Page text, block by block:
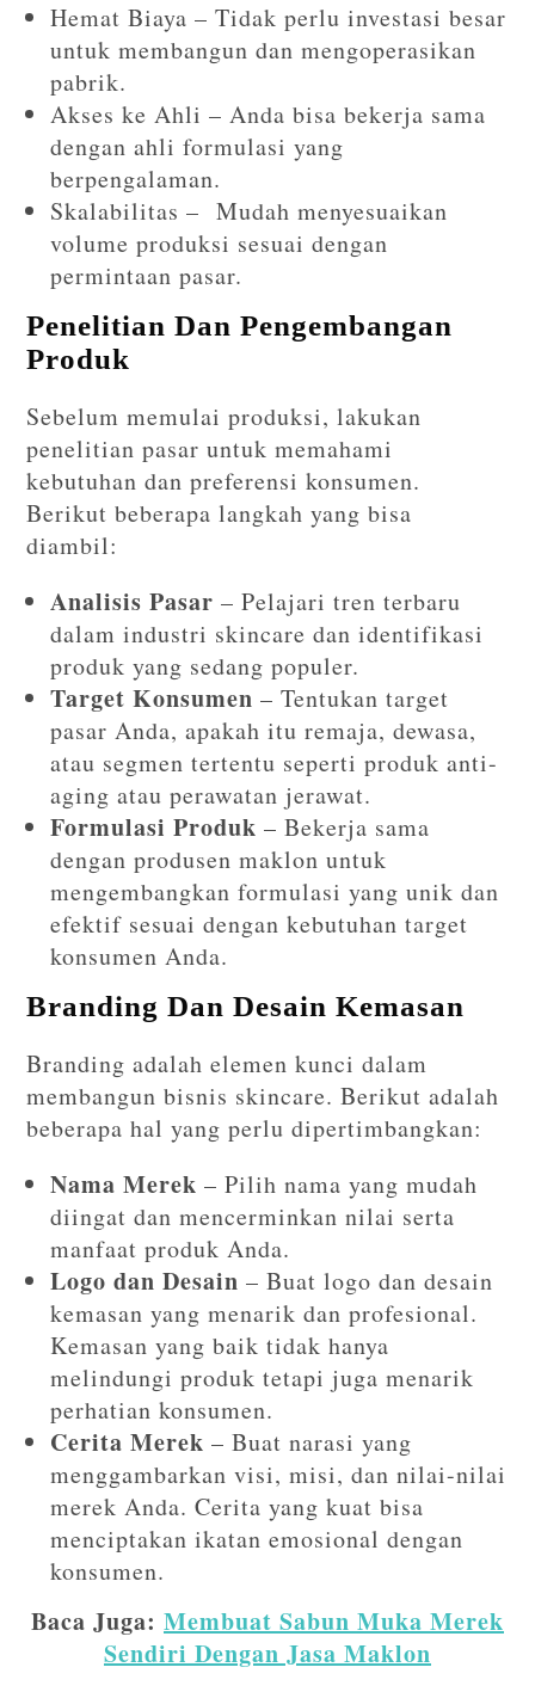
Hemat Biaya – Tidak perlu investasi besar
untuk membangun dan mengoperasikan
pabrik.
Akses ke Ahli – Anda bisa bekerja sama
dengan ahli formulasi yang
berpengalaman.
Skalabilitas – Mudah menyesuaikan
volume produksi sesuai dengan
permintaan pasar.
Penelitian Dan Pengembangan
Produk
Sebelum memulai produksi, lakukan
penelitian pasar untuk memahami
kebutuhan dan preferensi konsumen.
Berikut beberapa langkah yang bisa
diambil:
Analisis Pasar – Pelajari tren terbaru
dalam industri skincare dan identifikasi
produk yang sedang populer.
Target Konsumen – Tentukan target
pasar Anda, apakah itu remaja, dewasa,
atau segmen tertentu seperti produk anti-
aging atau perawatan jerawat.
Formulasi Produk – Bekerja sama
dengan produsen maklon untuk
mengembangkan formulasi yang unik dan
efektif sesuai dengan kebutuhan target
konsumen Anda.
Branding Dan Desain Kemasan
Branding adalah elemen kunci dalam
membangun bisnis skincare. Berikut adalah
beberapa hal yang perlu dipertimbangkan:
Nama Merek – Pilih nama yang mudah
diingat dan mencerminkan nilai serta
manfaat produk Anda.
Logo dan Desain – Buat logo dan desain
kemasan yang menarik dan profesional.
Kemasan yang baik tidak hanya
melindungi produk tetapi juga menarik
perhatian konsumen.
Cerita Merek – Buat narasi yang
menggambarkan visi, misi, dan nilai-nilai
merek Anda. Cerita yang kuat bisa
menciptakan ikatan emosional dengan
konsumen.
Baca Juga: Membuat Sabun Muka Merek
Sendiri Dengan Jasa Maklon